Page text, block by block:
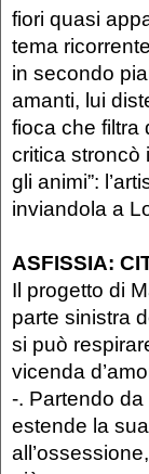
fiori quasi
tema
in secondo
amanti, lui
fioca che filtra
critica stroncò
gli animi”:
inviandola a
ASFISSIA:
Il progetto di
parte sinistra
si può
vicenda
-. Partendo da
estende la